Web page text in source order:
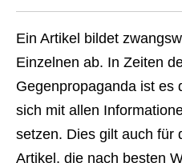
Ein Artikel bildet
Einzelnen ab. In Zeiten
Gegenpropaganda ist es
sich mit allen
setzen. Dies gilt auch für
Artikel, die nach besten